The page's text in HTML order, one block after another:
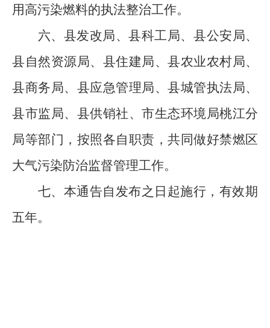
用高污染燃料的执法整治工作。
六、 县发改局、县科工局、 县公安局、
县 自然资源局、 县住建局、县农业农村局、
县商务局、 县应急管理 局、 县城管执法局、
县市监 局、县供销社、 市生态环境局桃江分
局等部门 ，按照各自职责，共同做好禁燃区
大气污染防治监督管理工作。
七、本通告自发布之日起施行，有效期
五年。